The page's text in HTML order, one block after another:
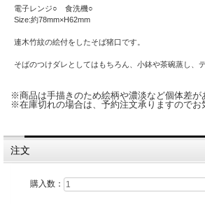
電子レンジ○ 食洗機○
Size:約78mm×H62mm
連木竹紋の絵付をしたそば猪口です。
そばのつけダレとしてはもちろん、小鉢や茶碗蒸し、
※商品は手描きのため絵柄や濃淡など個体差が
※在庫切れの場合は、予約注文承りますのでお
注文
購入数：